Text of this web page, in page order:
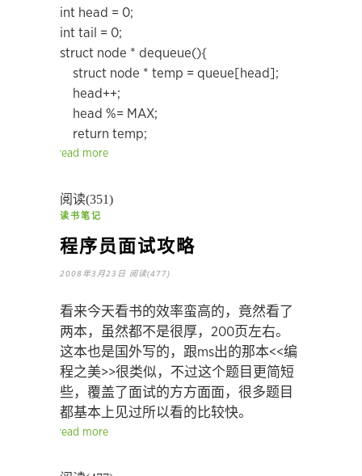
int head = 0;
int tail = 0;
struct node * dequeue(){
struct node * temp = queue[head];
head++;
head %= MAX;
return temp;
read more
阅读(351)
读书笔记
程序员面试攻略
2008年3月23日 阅读(477)
看来今天看书的效率蛮高的，竟然看了
两本，虽然都不是很厚，200页左右。
这本也是国外写的，跟ms出的那本<<编
程之美>>很类似，不过这个题目更简短
些，覆盖了面试的方方面面，很多题目
都基本上见过所以看的比较快。
read more